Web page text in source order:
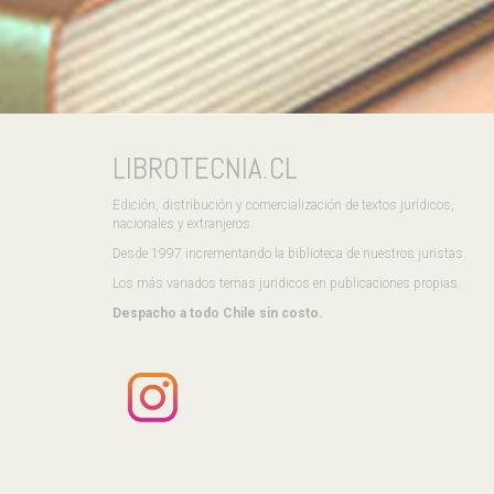
LIBROTECNIA.CL
Edición, distribución y comercialización de textos jurídicos,
nacionales y extranjeros.
Desde 1997 incrementando la biblioteca de nuestros juristas.
Los más variados temas juridicos en publicaciones propias.
Despacho a todo Chile sin costo.